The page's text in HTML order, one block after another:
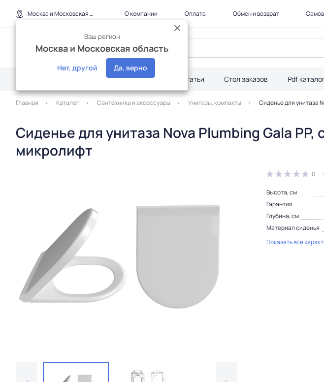
Москва и Московская область
Ваш регион
Москва и Московская область
Нет, другой Да, верно
О компании Оплата Обмен и возврат
Дилерам Акции Статьи Стол заказов Pdf
Главная Каталог Сантехника и аксессуары Унитазы, компакты Сиденье для унитаза
Сиденье для унитаза Nova Plumbing Gala
микролифт
0
Высота, см
Гарантия
Глубина, см
Материал сиденья
Показать все